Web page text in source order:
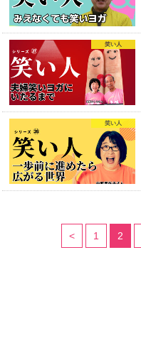
笑い人
笑い人
< 1 2